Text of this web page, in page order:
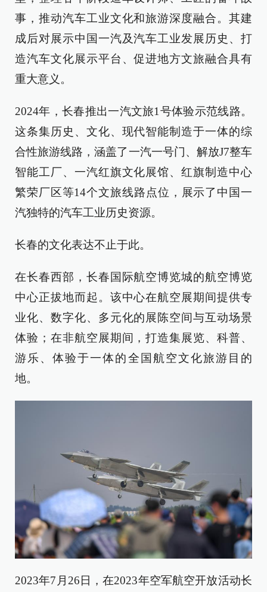
事，推动汽车工业文化和旅游深度融合。其建
成后对展示中国一汽及汽车工业发展历史、打
造汽车文化展示平台、促进地方文旅融合具有
重大意义。
2024年，长春推出一汽文旅1号体验示范线路。
这条集历史、文化、现代智能制造于一体的综
合性旅游线路，涵盖了一汽一号门、解放J7整车
智能工厂、一汽红旗文化展馆、红旗制造中心
繁荣厂区等14个文旅线路点位，展示了中国一
汽独特的汽车工业历史资源。
长春的文化表达不止于此。
在长春西部，长春国际航空博览城的航空博览
中心正拔地而起。该中心在航空展期间提供专
业化、数字化、多元化的展陈空间与互动场景
体验；在非航空展期间，打造集展览、科普、
游乐、体验于一体的全国航空文化旅游目的
地。
2023年7月26日，在2023年空军航空开放活动长